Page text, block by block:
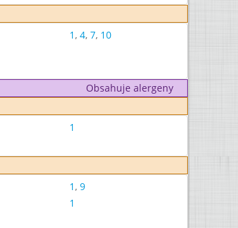
1, 4, 7, 10
Obsahuje alergeny
1
1, 9
1